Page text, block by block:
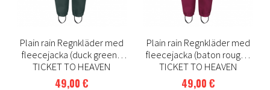
Plain rain Regnkläder med
fleecejacka (duck green) |
TICKET TO HEAVEN
49,00 €
Plain rain Regnkläder med
fleecejacka (baton rouge) |
TICKET TO HEAVEN
49,00 €